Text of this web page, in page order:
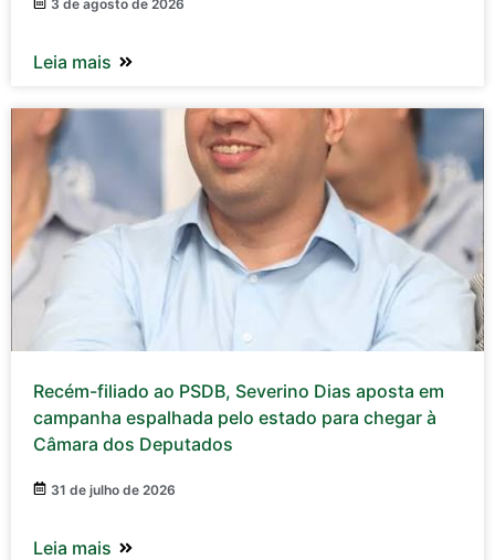
3 de agosto de 2026
Leia mais
Recém-filiado ao PSDB, Severino Dias aposta em
campanha espalhada pelo estado para chegar à
Câmara dos Deputados
31 de julho de 2026
Leia mais